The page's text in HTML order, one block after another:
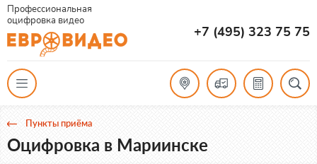
Профессиональная
оцифровка видео
+7 (495) 323 75 75
Пункты приёма
Оцифровка в Мариинске